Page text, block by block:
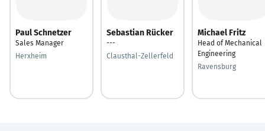
Paul Schnetzer
Sales Manager
Herxheim
Sebastian Rücker
---
Clausthal-Zellerfeld
Michael Fritz
Head of Mechanical
Engineering
Ravensburg